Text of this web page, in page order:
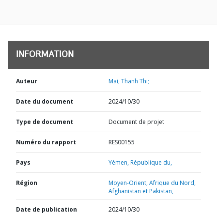
INFORMATION
Auteur Mai, Thanh Thi;
Date du document 2024/10/30
Type de document Document de projet
Numéro du rapport RES00155
Pays Yémen,République du,
Région
Moyen-Orient, Afrique du Nord,
Afghanistan et Pakistan,
Date de publication 2024/10/30